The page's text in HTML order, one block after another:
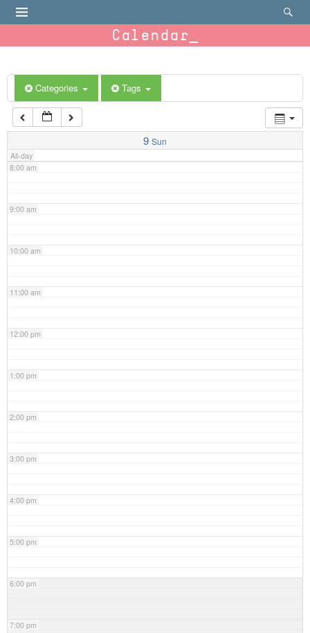
Calendar
Categories Tags
9 Sun
All-day
6:00 am
7:00 am
8:00 am
9:00 am
10:00 am
11:00 am
12:00 pm
1:00 pm
2:00 pm
3:00 pm
4:00 pm
5:00 pm
6:00 pm
7:00 pm